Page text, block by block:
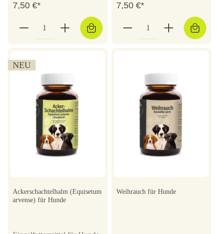
7,50 €* 7,50 €*
NEU
Ackerschachtelhalm (Equisetum
arvense) für Hunde
Weihrauch für Hunde